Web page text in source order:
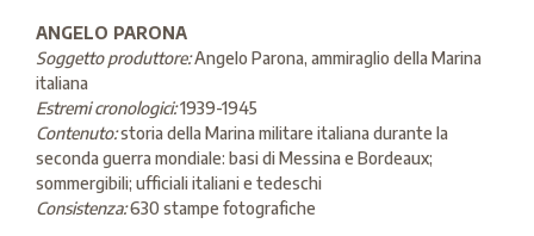
ANGELO PARONA
Soggetto produttore:Angelo Parona, ammiraglio della Marina
italiana
Estremi cronologici:1939-1945
Contenuto:storia della Marina militare italiana durante la
seconda guerra mondiale: basi di Messina e Bordeaux;
sommergibili; ufficiali italiani e tedeschi
Consistenza:630 stampe fotografiche